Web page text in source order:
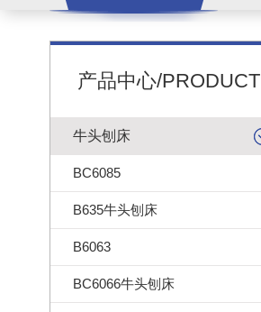
产品中心/PRODUCT
牛头刨床
BC6085
B635牛头刨床
B6063
BC6066牛头刨床